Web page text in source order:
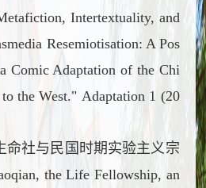
Intertextuality, and
Resemiotisation: A Pos
Comic Adaptation of the Chi
the West." Adaptation1 (20
命社与民国时期实验主义宗
the Life Fellowship, an